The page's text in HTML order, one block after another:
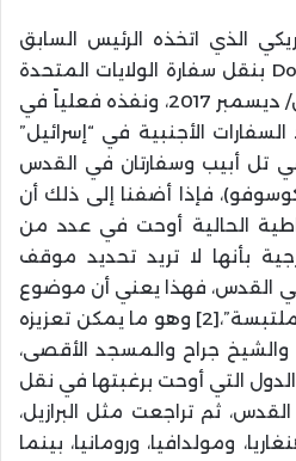
الذي اتخذه الرئيس السابق
دونالد ترامب Donald Trump بنقل سفارة الولايات المتحدة
إلى القدس في كانون الأول/ ديسمبر 2017، ونفذه فعلياً في
إلا أن عدد السفارات الأجنبية في “إسرائيل”
90 سفارة، منها 88 في تل أبيب وسفارتان في القدس
فإذا أضفنا إلى ذلك أن
الحالية أوحت في عدد من
بأنها لا تريد تحديد موقف
القدس، فهذا يعني أن موضوع
القدس تحول إلى مسألة “ملتبسة”،[2] وهو ما يمكن تعزيزه
والشيخ جراح والمسجد الأقصى،
التي أوحت برغبتها في نقل
ثم تراجعت مثل البرازيل،
ومولدافيا، ورومانيا، بينما